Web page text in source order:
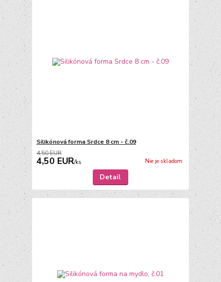
Silikónová forma Srdce 8 cm - č.09
4,50 EUR
4,50 EUR/ks Nie je skladom
Detail